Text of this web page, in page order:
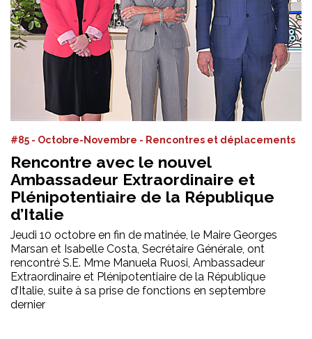
#85 - Octobre-Novembre - Rencontres et déplacements
Rencontre avec le nouvel
Ambassadeur Extraordinaire et
Plénipotentiaire de la République
d’Italie
Jeudi 10 octobre en fin de matinée, le Maire Georges
Marsan et Isabelle Costa, Secrétaire Générale, ont
rencontré S.E. Mme Manuela Ruosi, Ambassadeur
Extraordinaire et Plénipotentiaire de la République
d’Italie, suite à sa prise de fonctions en septembre
dernier